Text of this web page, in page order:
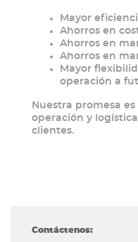
Mayor
Ahorros en
Ahorros en
Ahorros en
Mayor
operación a
Nuestra promesa
operación y
clientes.
Contáctenos: